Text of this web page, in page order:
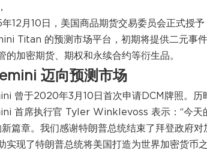
12月10日，美国商品期货交易委员会正式授
Titan 的预测市场平台，初期将提供二元事
的加密期货、期权和永续合约等衍生品。
迈向预测市场
曾于2020年3月10日首次申请DCM牌照。历
首席执行官 Tyler Winklevoss 表示：“今天
篇章。我们感谢特朗普总统结束了拜登政府
实现了特朗普总统将美国打造为世界加密货币